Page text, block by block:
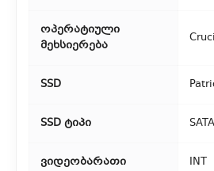
ოპერატიული
მეხსიერება
SSD
SSD ტიპი
ვიდეობარათი INT